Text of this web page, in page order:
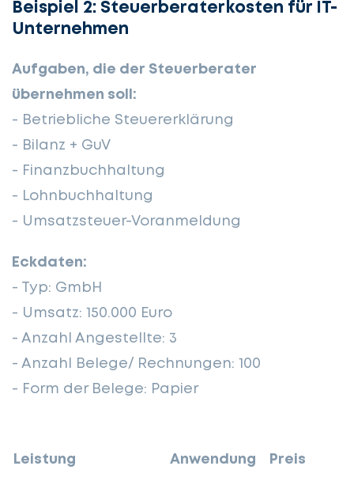
Beispiel 2: Steuerberaterkosten für IT-
Unternehmen
Aufgaben, die der Steuerberater
übernehmen soll:
- Betriebliche Steuererklärung
- Bilanz + GuV
- Finanzbuchhaltung
- Lohnbuchhaltung
- Umsatzsteuer-Voranmeldung
Eckdaten:
- Typ: GmbH
- Umsatz: 150.000 Euro
- Anzahl Angestellte: 3
- Anzahl Belege/ Rechnungen: 100
- Form der Belege: Papier
Leistung Anwendung Preis